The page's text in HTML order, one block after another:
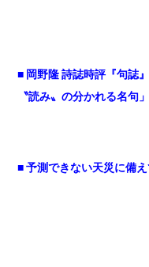
■ 岡野隆詩誌時評『句
〝読み〟の分かれる名句
■ 予測できない天災に備